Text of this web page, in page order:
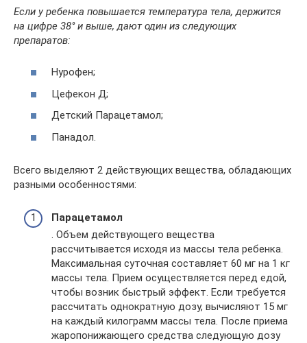
Если у ребенка повышается температура тела, держится
на цифре 38° и выше, дают один из следующих
препаратов:
Нурофен;
Цефекон Д;
Детский Парацетамол;
Панадол.
Всего выделяют 2 действующих вещества, обладающих
разными особенностями:
Парацетамол
. Объем действующего вещества
рассчитывается исходя из массы тела ребенка.
Максимальная суточная составляет 60 мг на 1 кг
массы тела. Прием осуществляется перед едой,
чтобы возник быстрый эффект. Если требуется
рассчитать однократную дозу, вычисляют 15 мг
на каждый килограмм массы тела. После приема
жаропонижающего средства следующую дозу